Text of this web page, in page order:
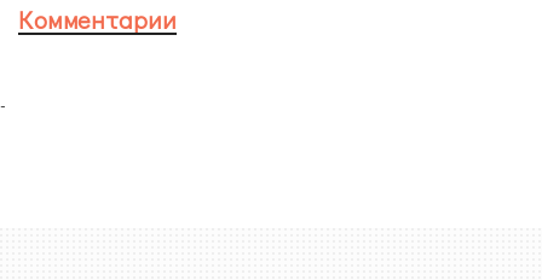
Комментарии
-